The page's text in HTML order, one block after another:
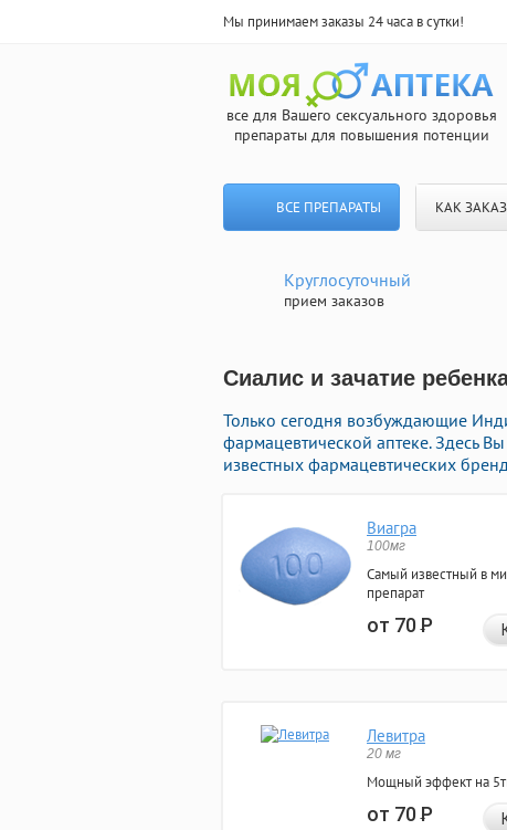
Мы принимаем заказы 24 часа в сутки!
все для Вашего сексуального здоровья
препараты для повышения потенции
ВСЕ ПРЕПАРАТЫ КАК
Круглосуточный
прием заказов
Сиалис и зачатие
Только сегодня возбуждающие
фармацевтической аптеке. Здесь
известных фармацевтических
Виагра
100мг
Самый известный в
препарат
от 70Р
Левитра
20 мг
Мощный эффект на
от 70Р